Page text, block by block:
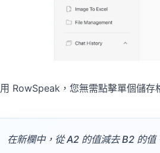
RowSpeak，您無需點擊單個儲存
在新欄中，從 A2 的值減去 B2 的值